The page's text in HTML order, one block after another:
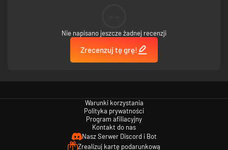
Nie napisano jeszcze żadnej recenzji
Zrecenzuj tę grę!
Warunki korzystania
Polityka prywatności
Program afiliacyjny
Kontakt do nas
Nasz Serwer Discord i Bot
Zrealizuj kartę podarunkową